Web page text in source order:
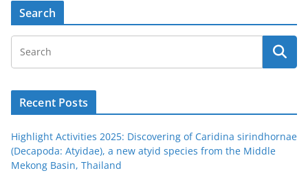
Search
Recent Posts
Highlight Activities 2025: Discovering of Caridina sirindhornae
(Decapoda: Atyidae), a new atyid species from the Middle
Mekong Basin, Thailand